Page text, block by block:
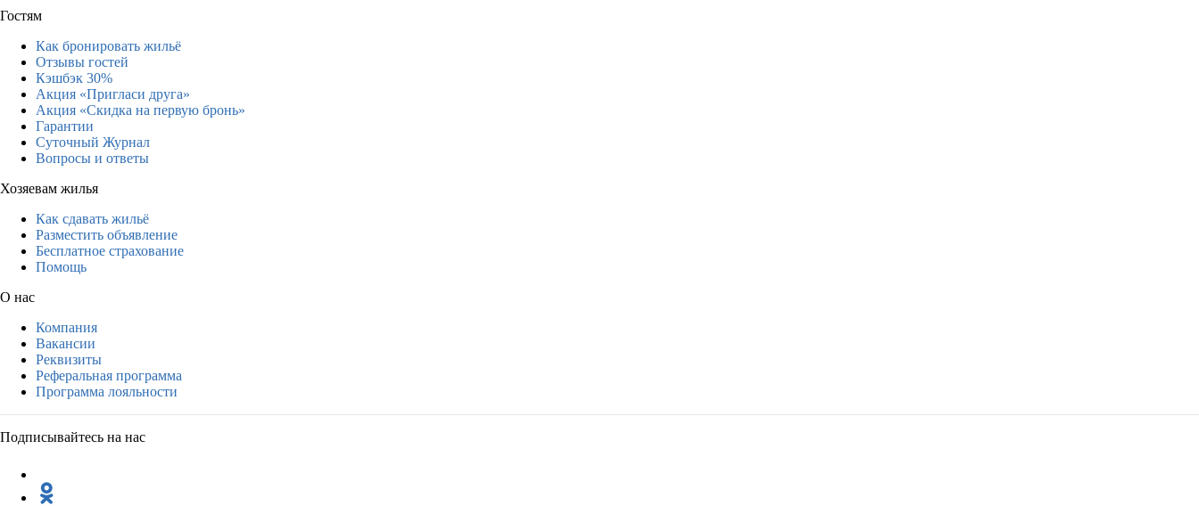
Гостям
Как бронировать жильё
Отзывы гостей
Кэшбэк 30%
Акция «Пригласи друга»
Акция «Скидка на первую бронь»
Гарантии
Суточный Журнал
Вопросы и ответы
Хозяевам жилья
Как сдавать жильё
Разместить объявление
Бесплатное страхование
Помощь
О нас
Компания
Вакансии
Реквизиты
Реферальная программа
Программа лояльности
Подписывайтесь на нас